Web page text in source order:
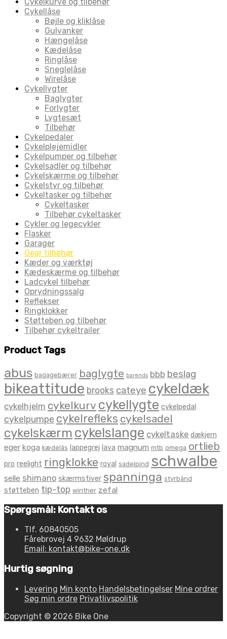
Cykelkurve og tilbehør
Cykellåse
Bøjle og kliklåse
Gulvanker
Hængelåse
Kædelåse
Ringlåse
Sneglelåse
Wirelåse
Cykellygter
Baglygter
Forlygter
Lygtesæt
Tilbehør
Cykelpedaler
Cykelplejemidler
Cykelpumper og tilbehør
Cykelsadler og tilbehør
Cykelskærme og tilbehør
Cykelstyr og tilbehør
Cykeltasker og tilbehør
Cykeltasker
Tilbehør cykeltasker
Cykler og legecykler
Flasker
Garager
Gear tilbehør
Kæder og værktøj
Kædeskærme og tilbehør
Ladcykel tilbehør
Oprydningssalg
Reflekser
Ringklokker
Støtteben og tilbehør
Tilbehør cykeltrailer
Product Tags
abus bagagebærer baglygte barends bbb beslag
bikeattitude brooks cateye cykeldæk
cykelhjelm cykelkurv cykellygte cykelpedal
cykelpumpe cykelrefleks cykelsadel
cykelskærm cykelslange cykeltaske dækjern
eger koga kædelås lappegrej lava magnum mtb omega ortlieb
pro reelight ringklokke royal sadelpind schwalbe
selle shimano skærmstiver spanninga styrbånd
støtteben tip-top winther zefal
Spørgsmål: Kontakt os
Tlf. 60840505
Fårebrovej 4 9632 Møldrup
Email: kontakt@bike-one.dk
Hurtig søgning
Levering Min konto Handelsbetingelser Mine ordrer
Søg min ordre Privatlivspolitik
Copyright © 2026 Bike One